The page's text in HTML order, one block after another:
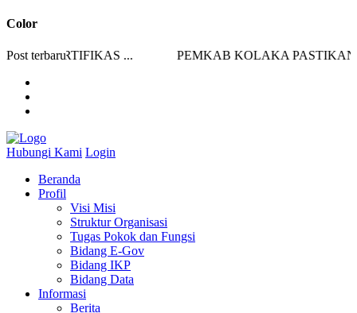
Color
Post terbaru
SERTIFIKAS ... PEMKAB KOLAKA PASTIKAN
Hubungi Kami Login
Beranda
Profil
Visi Misi
Struktur Organisasi
Tugas Pokok dan Fungsi
Bidang E-Gov
Bidang IKP
Bidang Data
Informasi
Berita